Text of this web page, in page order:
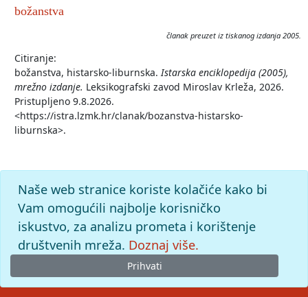
božanstva
članak preuzet iz tiskanog izdanja 2005.
Citiranje:
božanstva, histarsko-liburnska. Istarska enciklopedija (2005),
mrežno izdanje. Leksikografski zavod Miroslav Krleža, 2026.
Pristupljeno 9.8.2026.
<https://istra.lzmk.hr/clanak/bozanstva-histarsko-
liburnska>.
Naše web stranice koriste kolačiće kako bi
Vam omogućili najbolje korisničko
iskustvo, za analizu prometa i korištenje
društvenih mreža. Doznaj više.
Prihvati
© 2026Leksikografski zavodMiroslav Krleža